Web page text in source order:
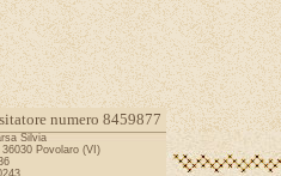
numero 8459877
Silvia
Povolaro (VI)